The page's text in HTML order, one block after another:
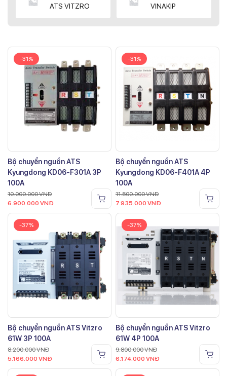
ATS VITZRO
VINAKIP
-31%
Bộ chuyển nguồn ATS
Kyungdong KD06-F301A 3P
100A
10.000.000VNĐ
6.900.000 VNĐ
-31%
Bộ chuyển nguồn ATS
Kyungdong KD06-F401A 4P
100A
11.500.000VNĐ
7.935.000 VNĐ
-37%
Bộ chuyển nguồn ATS Vitzro
61W 3P 100A
8.200.000VNĐ
5.166.000 VNĐ
-37%
Bộ chuyển nguồn ATS Vitzro
61W 4P 100A
9.800.000VNĐ
6.174.000 VNĐ